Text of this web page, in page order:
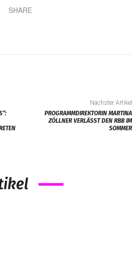
SHARE
Nächster Artikel
PROGRAMMDIREKTORIN MARTINA
ZÖLLNER VERLÄSST DEN RBB IM
SOMMER